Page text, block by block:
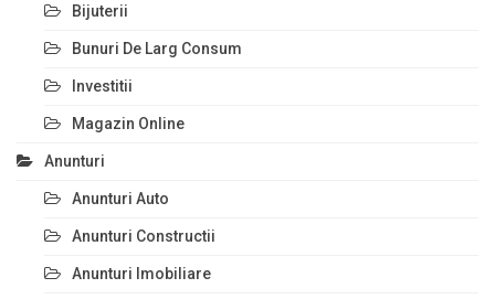
Bijuterii
Bunuri De Larg Consum
Investitii
Magazin Online
Anunturi
Anunturi Auto
Anunturi Constructii
Anunturi Imobiliare